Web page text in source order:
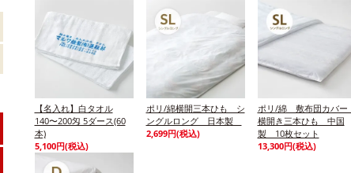
【名入れ】白タオル
140〜200匁 5ダース(60
本)
5,100円(税込)
ポリ/綿横開三本ひも シ
ングルロング 日本製
2,699円(税込)
ポリ/綿 敷布団カバー
横開き三本ひも 中国
製 10枚セット
13,300円(税込)